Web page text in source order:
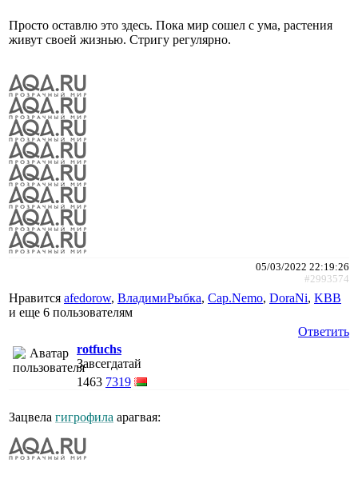
Просто оставлю это здесь. Пока мир сошел с ума, растения
живут своей жизнью. Стригу регулярно.
05/03/2022 22:19:26
#2993574
Нравится afedorow, ВладимиРыбка, Cap.Nemo, DoraNi, KBB
и еще 6 пользователям
Ответить
rotfuchs
Завсегдатай
1463 7319
Зацвела гигрофила арагвая: